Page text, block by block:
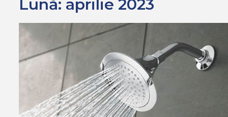
Lună: aprilie 2023